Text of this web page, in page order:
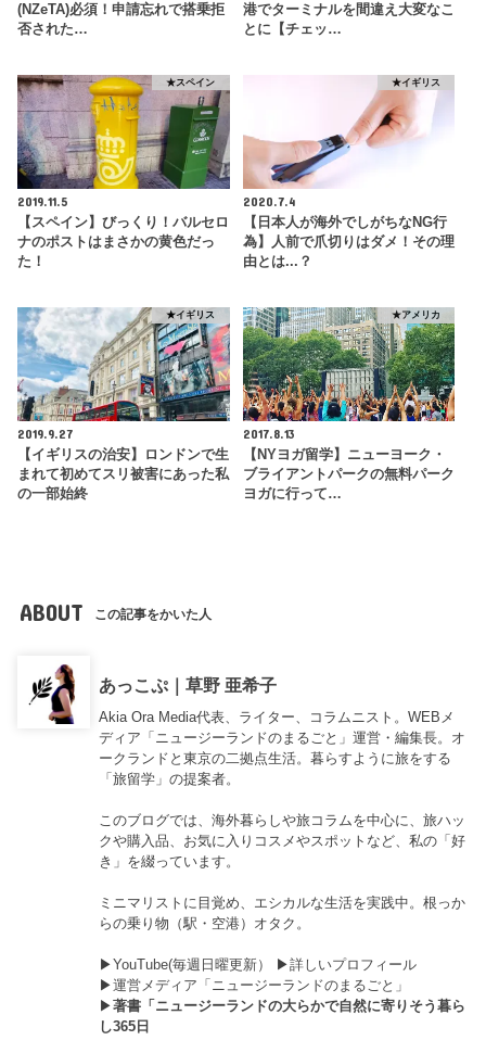
(NZeTA)必須！申請忘れで搭乗拒
否された…
港でターミナルを間違え大変なこ
とに【チェッ…
★スペイン
2019.11.5
【スペイン】びっくり！バルセロ
ナのポストはまさかの黄色だっ
た！
★イギリス
2020.7.4
【日本人が海外でしがちなNG行
為】人前で爪切りはダメ！その理
由とは...？
★イギリス
2019.9.27
【イギリスの治安】ロンドンで生
まれて初めてスリ被害にあった私
の一部始終
★アメリカ
2017.8.13
【NYヨガ留学】ニューヨーク・
ブライアントパークの無料パーク
ヨガに行って…
ABOUT この記事をかいた人
あっこぷ｜草野 亜希子
Akia Ora Media代表、ライター、コラムニスト。WEBメ
ディア「ニュージーランドのまるごと」運営・編集長。オ
ークランドと東京の二拠点生活。暮らすように旅をする
「旅留学」の提案者。
このブログでは、海外暮らしや旅コラムを中心に、旅ハッ
クや購入品、お気に入りコスメやスポットなど、私の「好
き」を綴っています。
ミニマリストに目覚め、エシカルな生活を実践中。根っか
らの乗り物（駅・空港）オタク。
▶︎YouTube(毎週日曜更新） ▶︎詳しいプロフィール
▶︎運営メディア「ニュージーランドのまるごと」
▶︎著書「ニュージーランドの大らかで自然に寄りそう暮ら
し365日